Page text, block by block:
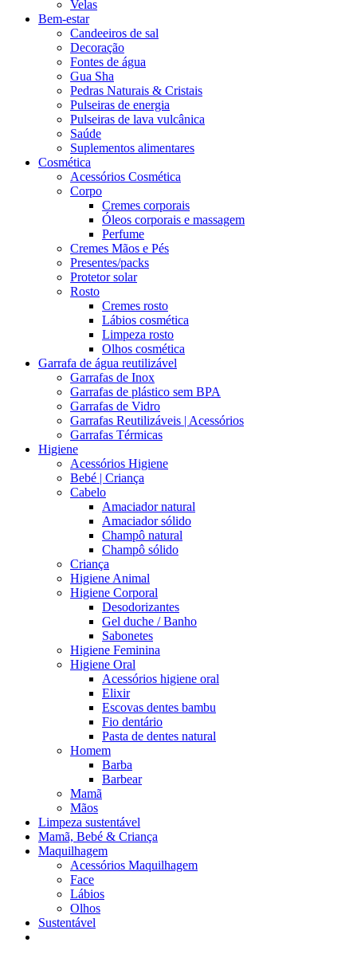
Velas
Bem-estar
Candeeiros de sal
Decoração
Fontes de água
Gua Sha
Pedras Naturais & Cristais
Pulseiras de energia
Pulseiras de lava vulcânica
Saúde
Suplementos alimentares
Cosmética
Acessórios Cosmética
Corpo
Cremes corporais
Óleos corporais e massagem
Perfume
Cremes Mãos e Pés
Presentes/packs
Protetor solar
Rosto
Cremes rosto
Lábios cosmética
Limpeza rosto
Olhos cosmética
Garrafa de água reutilizável
Garrafas de Inox
Garrafas de plástico sem BPA
Garrafas de Vidro
Garrafas Reutilizáveis | Acessórios
Garrafas Térmicas
Higiene
Acessórios Higiene
Bebé | Criança
Cabelo
Amaciador natural
Amaciador sólido
Champô natural
Champô sólido
Criança
Higiene Animal
Higiene Corporal
Desodorizantes
Gel duche / Banho
Sabonetes
Higiene Feminina
Higiene Oral
Acessórios higiene oral
Elixir
Escovas dentes bambu
Fio dentário
Pasta de dentes natural
Homem
Barba
Barbear
Mamã
Mãos
Limpeza sustentável
Mamã, Bebé & Criança
Maquilhagem
Acessórios Maquilhagem
Face
Lábios
Olhos
Sustentável